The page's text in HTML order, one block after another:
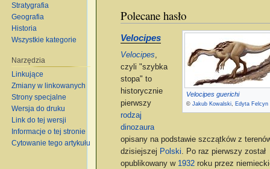
Polecane hasło
Velocipes guerichi
©Jakub Kowalski Edyta Felcyn
Velocipes
Velocipes,
czyli "szybka
stopa" to
historycznie
pierwszy
rodzaj
dinozaura
opisany na podstawie szczątków z
dzisiejszej Polski. Po raz pierwszy został
opublikowany w 1932 roku przez
Stratygrafia
Geografia
Historia
Wszystkie kategorie
Narzędzia
Linkujące
Zmiany w linkowanych
Strony specjalne
Wersja do druku
Link do tej wersji
Informacje o tej stronie
Cytowanie tego artykułu